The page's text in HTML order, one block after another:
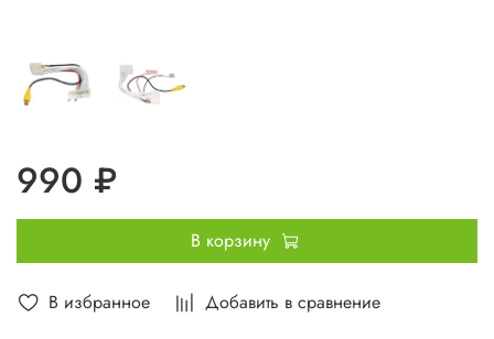
В избранное Добавить в сравнение
990 ₽
В корзину